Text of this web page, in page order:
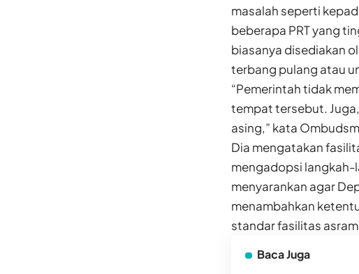
masalah seperti
beberapa PRT yang
biasanya disediakan
terbang pulang atau
“Pemerintah tidak
tempat tersebut.
asing,” kata
Dia mengatakan
mengadopsi langkah-
menyarankan agar
menambahkan
standar fasilitas
Baca Juga